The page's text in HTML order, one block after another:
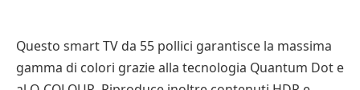
Questo smart TV da 55 pollici garantisce la massima
gamma di colori grazie alla tecnologia Quantum Dot e